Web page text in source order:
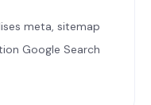
meta, sitemap
Google Search